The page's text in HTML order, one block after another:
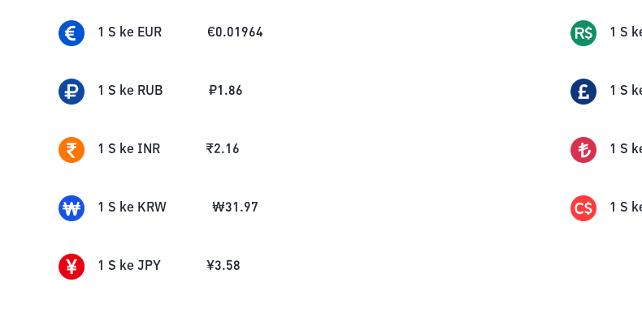
1 S ke EUR €0.01964 1 S
1 S ke RUB ₽1.86 1 S
1 S ke INR ₹2.16 1 S
1 S ke KRW ₩31.97 1 S
1 S ke JPY ¥3.58